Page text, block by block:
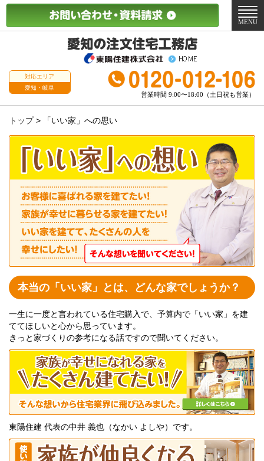
対応エリア
愛知・岐阜
営業時間 9:00〜18:00（土日祝も営業）
メ
ニ
MENU
トップ> 「いい家」への思い
本当の「いい家」とは、どんな家でしょうか？
一生に一度と言われている住宅購入で、予算内で「いい家」を建
ててほしいと心から思っています。
きっと家づくりの参考になる話ですので聞いてください。
東陽住建 代表の中井 義也（なかい よしや）です。